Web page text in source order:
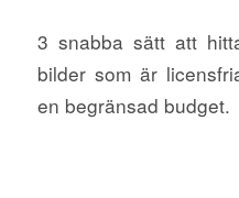
3 snabba sätt att
bilder som är
en begränsad budget.